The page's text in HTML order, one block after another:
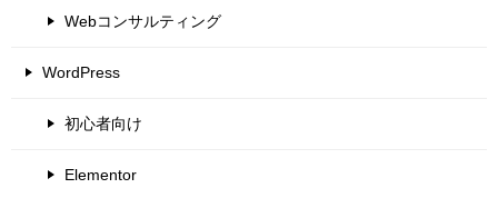
Webコンサルティング
WordPress
初心者向け
Elementor